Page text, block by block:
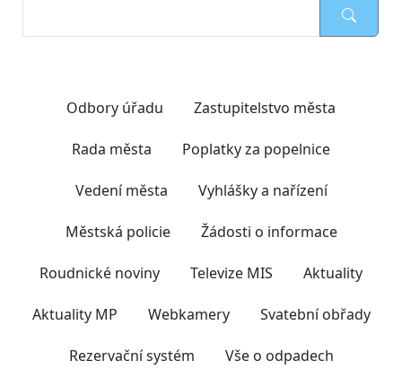
Odbory úřadu Zastupitelstvo města
Rada města Poplatky za popelnice
Vedení města Vyhlášky a nařízení
Městská policie Žádosti o informace
Roudnické noviny Televize MIS Aktuality
Aktuality MP Webkamery Svatební obřady
Rezervační systém Vše o odpadech